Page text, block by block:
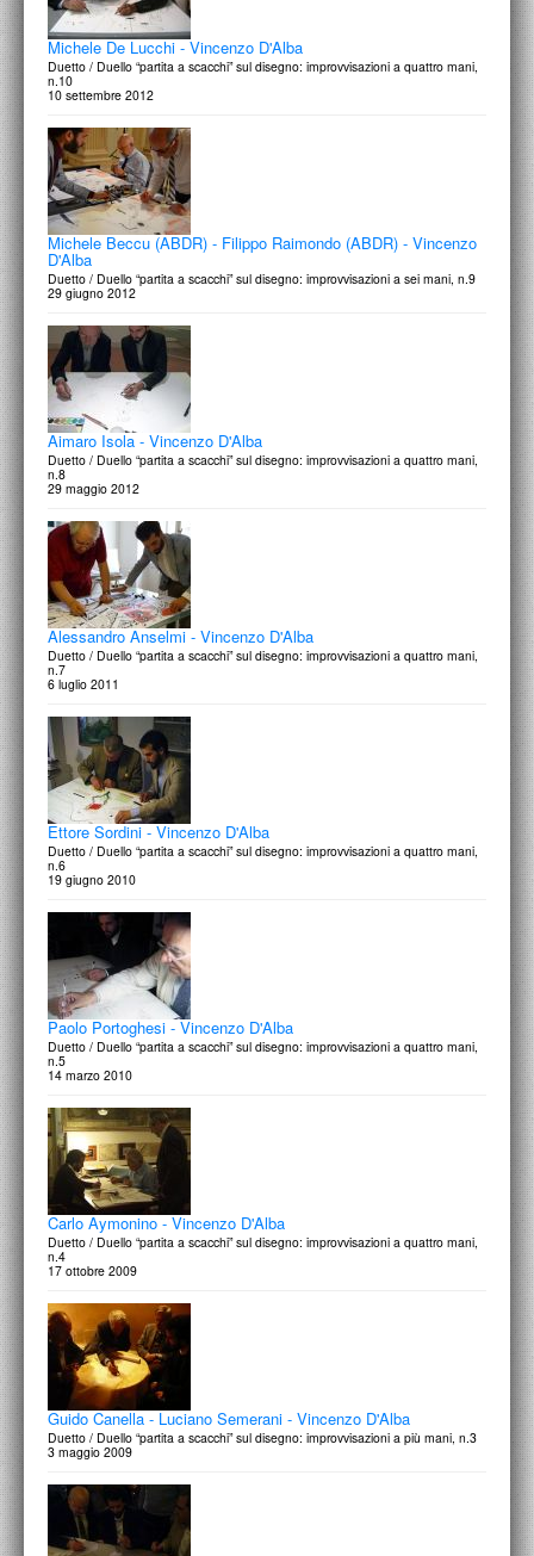
Michele De Lucchi - Vincenzo D'Alba
Duetto / Duello “partita a scacchi” sul disegno: improvvisazioni a quattro mani,
n.10
10 settembre 2012
Michele Beccu (ABDR) - Filippo Raimondo (ABDR) - Vincenzo
D'Alba
Duetto / Duello “partita a scacchi” sul disegno: improvvisazioni a sei mani, n.9
29 giugno 2012
Aimaro Isola - Vincenzo D'Alba
Duetto / Duello “partita a scacchi” sul disegno: improvvisazioni a quattro mani,
n.8
29 maggio 2012
Alessandro Anselmi - Vincenzo D'Alba
Duetto / Duello “partita a scacchi” sul disegno: improvvisazioni a quattro mani,
n.7
6 luglio 2011
Ettore Sordini - Vincenzo D'Alba
Duetto / Duello “partita a scacchi” sul disegno: improvvisazioni a quattro mani,
n.6
19 giugno 2010
Paolo Portoghesi - Vincenzo D'Alba
Duetto / Duello “partita a scacchi” sul disegno: improvvisazioni a quattro mani,
n.5
14 marzo 2010
Carlo Aymonino - Vincenzo D'Alba
Duetto / Duello “partita a scacchi” sul disegno: improvvisazioni a quattro mani,
n.4
17 ottobre 2009
Guido Canella - Luciano Semerani - Vincenzo D'Alba
Duetto / Duello “partita a scacchi” sul disegno: improvvisazioni a più mani, n.3
3 maggio 2009